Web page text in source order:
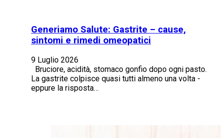
Generiamo Salute: Gastrite – cause,
sintomi e rimedi omeopatici
9 Luglio 2026
Bruciore, acidità, stomaco gonfio dopo ogni pasto.
La gastrite colpisce quasi tutti almeno una volta -
eppure la risposta…